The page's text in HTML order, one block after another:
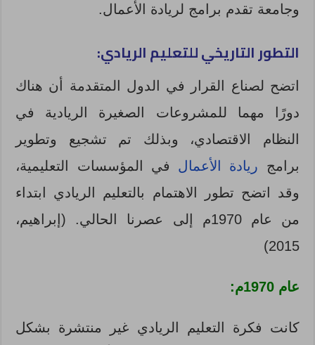
وجامعة تقدم برامج لريادة الأعمال.
التطور التاريخي للتعليم الريادي:
اتضح لصناع القرار في الدول المتقدمة أن هناك
دورًا مهما للمشروعات الصغيرة الريادية في
النظام الاقتصادي، وبذلك تم تشجيع وتطوير
برامج ريادة الأعمال في المؤسسات التعليمية،
وقد اتضح تطور الاهتمام بالتعليم الريادي ابتداء
من عام 1970م إلى عصرنا الحالي. (إبراهيم،
2015)
عام 1970م:
كانت فكرة التعليم الريادي غير منتشرة بشكل